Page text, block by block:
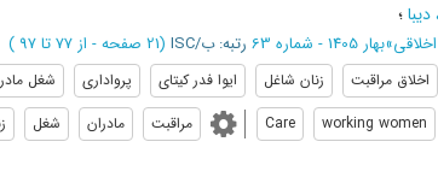
؛
»بهار 1405 - شماره 63 رتبه: ب/ISC (‎21 صفحه - از 77 تا 97 )
اخلاق مراقبت زنان شاغل ایوا فدر کیتای پرواداری شغل
working women
Care مراقبت مادران شغل